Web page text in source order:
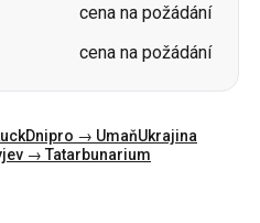
cena na požádání
cena na požádání
Dnipro → UmaňUkrajina
→ Tatarbunarium